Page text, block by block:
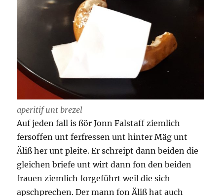
aperitif unt brezel
Auf jeden fall is ßör Jonn Falstaff ziemlich
fersoffen unt ferfressen unt hinter Mäg unt
Äliß her unt pleite. Er schreipt dann beiden die
gleichen briefe unt wirt dann fon den beiden
frauen ziemlich forgeführt weil die sich
apschprechen. Der mann fon Äliß hat auch